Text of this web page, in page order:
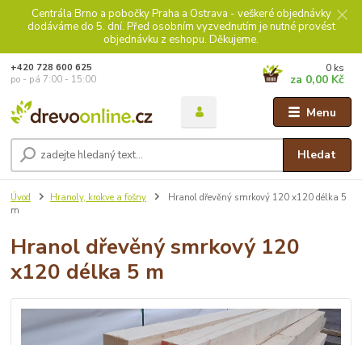
Centrála Brno a pobočky Praha a Ostrava - veškeré objednávky
dodáváme do 5. dní. Před osobním vyzvednutím je nutné provést
objednávku z eshopu. Děkujeme.
Menu
Hledat
+420 728 600 625
po - pá 7:00 - 15:00
0 ks
za 0,00 Kč
Úvod Hranoly, krokve a fošny
Hranol dřevěný smrkový 120 x120 délka 5
m
Hranol dřevěný smrkový 120
x120 délka 5 m